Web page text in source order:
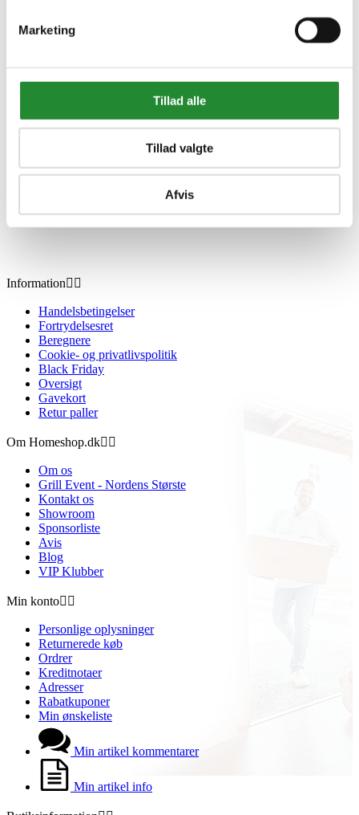
Marketing
Tillad alle
Tillad valgte
Afvis
179094-15
DKK 9.999,00Inkl. moms
Information 
Handelsbetingelser
Fortrydelsesret
Beregnere
Cookie- og privatlivspolitik
Black Friday
Oversigt
Gavekort
Retur paller
Om Homeshop.dk 
Om os
Grill Event - Nordens Største
Kontakt os
Showroom
Sponsorliste
Avis
Blog
VIP Klubber
Min konto 
Personlige oplysninger
Returnerede køb
Ordrer
Kreditnotaer
Adresser
Rabatkuponer
Min ønskeliste
Min artikel kommentarer
Min artikel info